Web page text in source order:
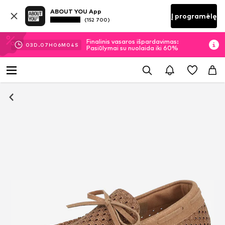
ABOUT YOU App
(152 700) Į programėlę
03D.07H 06M 03 S
Finalinis vasaros išpardavimas:
Pasiūlymai su nuolaida iki 60%